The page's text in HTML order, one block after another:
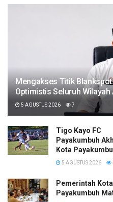
Mengakses Titik
Optimistis Seluruh Wilayah
5 AGUSTUS 2026 7
Tigo Kayo FC
Payakumbuh
Kota
5 AGUSTUS 2026
Pemerintah Kota
Payakumbuh